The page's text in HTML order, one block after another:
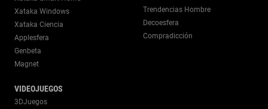
Xataka Windows
Xataka Ciencia
Applesfera
Genbeta
Magnet
VIDEOJUEGOS
3DJuegos
Trendencias Hombre
Decoesfera
Compradicción